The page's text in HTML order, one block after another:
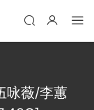
咏薇/李蕙